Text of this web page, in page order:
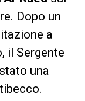
Dopo un
a
il Sergente
una